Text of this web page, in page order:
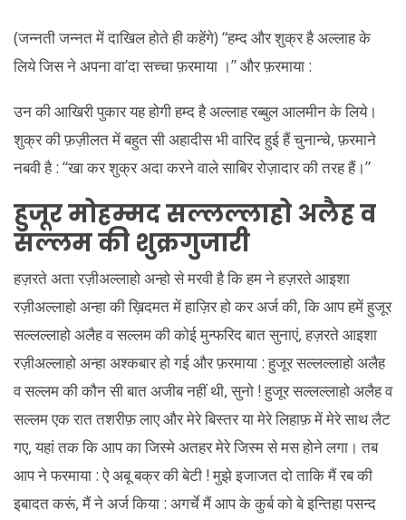
(जन्नती जन्नत में दाखिल होते ही कहेंगे) “हम्द और शुक्र है अल्लाह के
लिये जिस ने अपना वा’दा सच्चा फ़रमाया ।” और फ़रमाया :
उन की आखिरी पुकार यह होगी हम्द है अल्लाह रब्बुल आलमीन के लिये।
शुक्र की फ़ज़ीलत में बहुत सी अहादीस भी वारिद हुई हैं चुनान्चे, फ़रमाने
नबवी है : “खा कर शुक्र अदा करने वाले साबिर रोज़ादार की तरह हैं।”
हुजूर मोहम्मद सल्लल्लाहो अलैह व
सल्लम की शुक्रगुजारी
हज़रते अता रज़ीअल्लाहो अन्हो से मरवी है कि हम ने हज़रते आइशा
रज़ीअल्लाहो अन्हा की ख़िदमत में हाज़िर हो कर अर्ज की, कि आप हमें हुजूर
सल्लल्लाहो अलैह व सल्लम की कोई मुन्फरिद बात सुनाएं, हज़रते आइशा
रज़ीअल्लाहो अन्हा अश्कबार हो गई और फ़रमाया : हुजूर सल्लल्लाहो अलैह
व सल्लम की कौन सी बात अजीब नहीं थी, सुनो ! हुजूर सल्लल्लाहो अलैह व
सल्लम एक रात तशरीफ़ लाए और मेरे बिस्तर या मेरे लिहाफ़ में मेरे साथ लैट
गए, यहां तक कि आप का जिस्मे अतहर मेरे जिस्म से मस होने लगा। तब
आप ने फरमाया : ऐ अबू बक्र की बेटी ! मुझे इजाजत दो ताकि मैं रब की
इबादत करूं, मैं ने अर्ज किया : अगर्चे मैं आप के कुर्ब को बे इन्तिहा पसन्द